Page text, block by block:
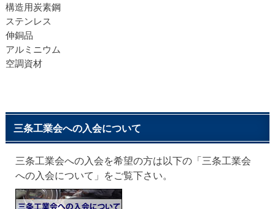
構造用炭素鋼
ステンレス
伸銅品
アルミニウム
空調資材
三条工業会への入会について
三条工業会への入会を希望の方は以下の「三条工業会
への入会について」をご覧下さい。